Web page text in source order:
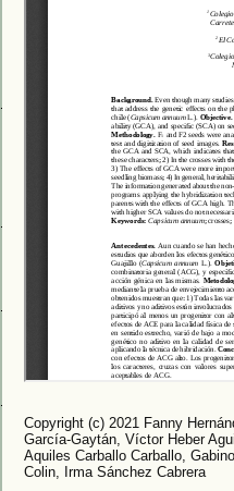
Copyright (c) 2021 Fanny
García-Gaytán, Víctor Heber
Aquiles Carballo Carballo,
Colin, Irma Sánchez Cabrera